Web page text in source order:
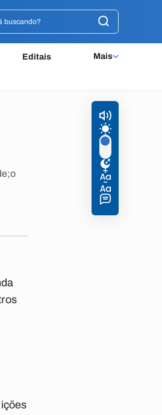
Editais Mais